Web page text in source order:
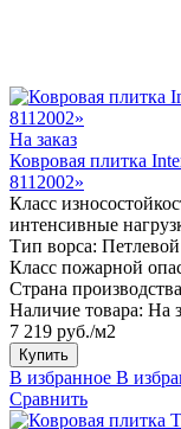
На заказ
Ковровая плитка
8112002»
Класс
интенсивные
Тип ворса: Петлевой
Класс пожарной
Страна
Наличие товара: На
7 219 руб./м2
Купить
В избранное В
Сравнить